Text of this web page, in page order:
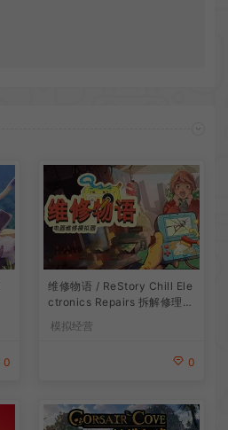
0
维修物语 / ReStory Chill Ele
ctronics Repairs 拆解修理模
模拟经营
0